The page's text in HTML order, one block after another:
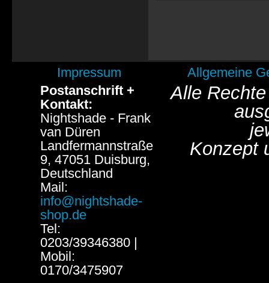
Impressum
Allgemeine
Postanschrift +
Kontakt:
Nightshade - Frank
van Düren
Landfermannstraße
9, 47051 Duisburg,
Deutschland
Mail:
info@nightshade-
shop.de
Tel:
0203/39346380 |
Mobil:
0170/3475907
Alle
Konzept